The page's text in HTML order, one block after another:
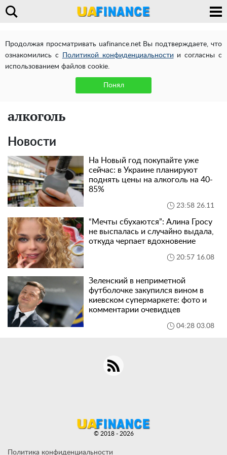
Продолжая просматривать uafinance.net Вы подтверждаете, что
ознакомились с
Политикой конфиденциальности и согласны с
использованием файлов cookie.
Понял
алкоголь
Новости
На Новый год покупайте уже
сейчас: в Украине планируют
поднять цены на алкоголь на 40-
85%
23:58 26.11
“Мечты сбухаются”: Алина Гросу
не выспалась и случайно выдала,
откуда черпает вдохновение
20:57 16.08
Зеленский в неприметной
футболочке закупился вином в
киевском супермаркете: фото и
комментарии очевидцев
04:28 03.08
Политика конфиденциальности
© 2018 - 2026